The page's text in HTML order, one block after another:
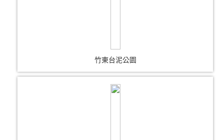
竹東台泥公園